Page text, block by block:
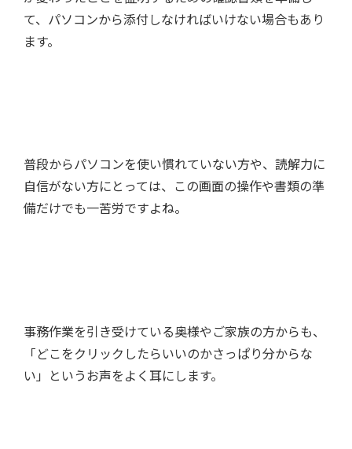
て、パソコンから添付しなければいけない場合もあり
ます。
普段からパソコンを使い慣れていない方や、読解力に
自信がない方にとっては、この画面の操作や書類の準
備だけでも一苦労ですよね。
事務作業を引き受けている奥様やご家族の方からも、
「どこをクリックしたらいいのかさっぱり分からな
い」というお声をよく耳にします。